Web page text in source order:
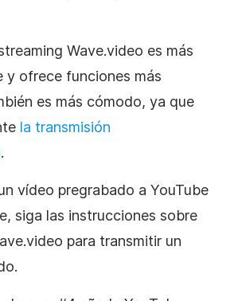
Wave.video es más
y ofrece funciones más
es más cómodo, ya que
la transmisión
.
vídeo pregrabado a YouTube
siga las instrucciones sobre
para transmitir un